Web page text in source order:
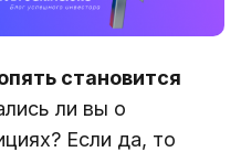
становится
ли вы о
Если да, то